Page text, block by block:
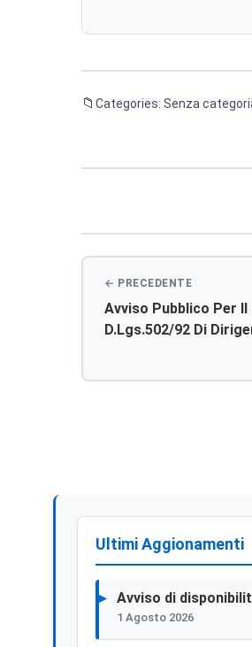
Categories: Senza
articoli
Avviso Pubblico Per
D.lgs.502/92 Di
Ultimi Aggionamenti
Avviso di
1 Agosto 2026